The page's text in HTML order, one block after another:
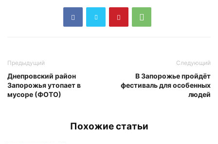
Предыдущий
Днепровский район
Запорожья утопает в
мусоре (ФОТО)
Следующий
В Запорожье пройдёт
фестиваль для особенных
людей
Похожие статьи